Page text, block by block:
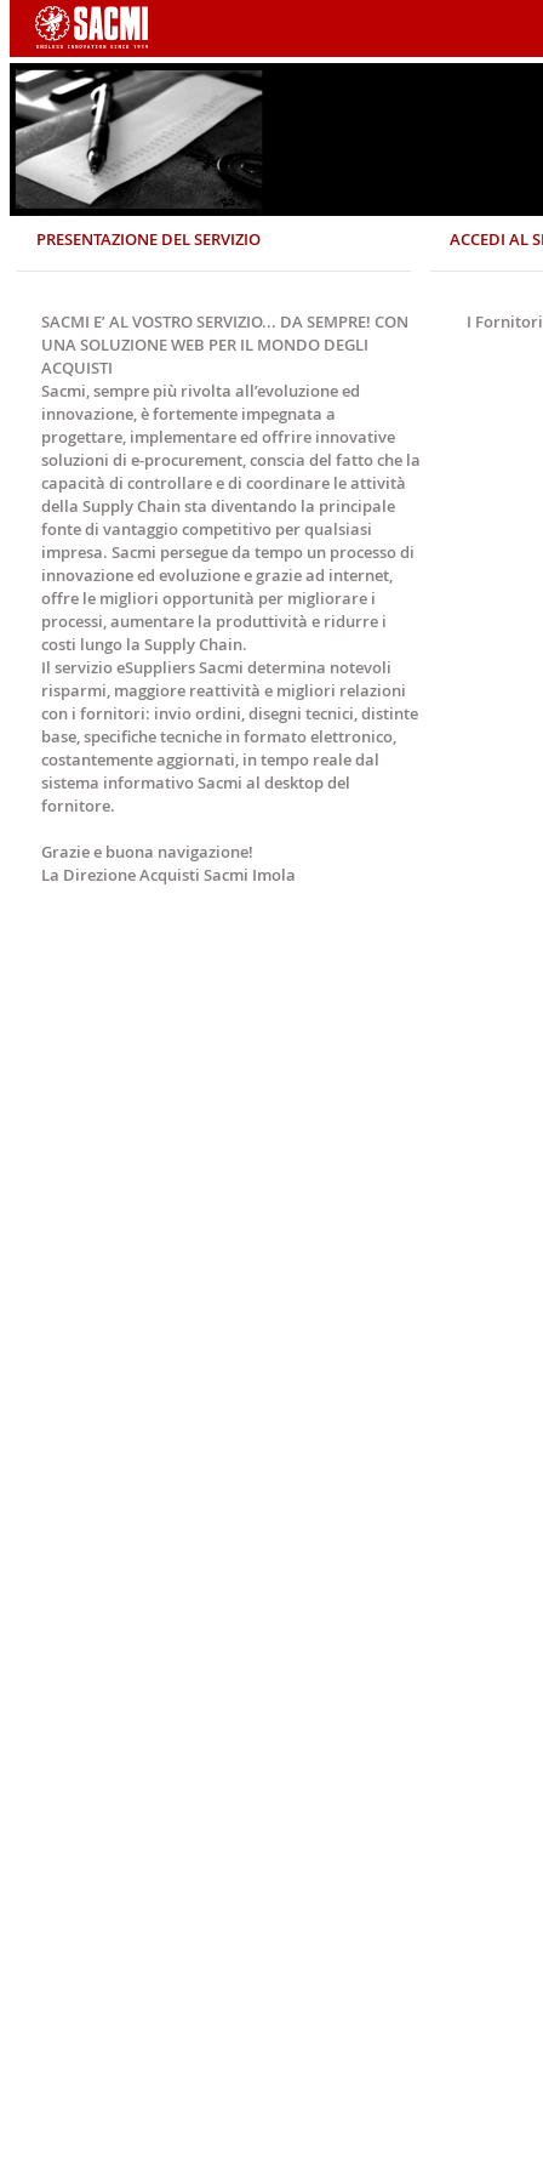
PRESENTAZIONE DEL SERVIZIO ACCEDI AL
SACMI E’ AL VOSTRO SERVIZIO... DA SEMPRE! CON
UNA SOLUZIONE WEB PER IL MONDO DEGLI
ACQUISTI
Sacmi, sempre più rivolta all’evoluzione ed
innovazione, è fortemente impegnata a
progettare, implementare ed offrire innovative
soluzioni di e-procurement, conscia del fatto che la
capacità di controllare e di coordinare le attività
della Supply Chain sta diventando la principale
fonte di vantaggio competitivo per qualsiasi
impresa. Sacmi persegue da tempo un processo di
innovazione ed evoluzione e grazie ad internet,
offre le migliori opportunità per migliorare i
processi, aumentare la produttività e ridurre i
costi lungo la Supply Chain.
Il servizio eSuppliers Sacmi determina notevoli
risparmi, maggiore reattività e migliori relazioni
con i fornitori: invio ordini, disegni tecnici, distinte
base, specifiche tecniche in formato elettronico,
costantemente aggiornati, in tempo reale dal
sistema informativo Sacmi al desktop del
fornitore.
Grazie e buona navigazione!
La Direzione Acquisti Sacmi Imola
I